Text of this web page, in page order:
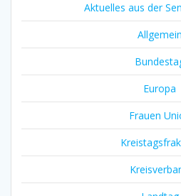
Aktuelles aus der
Allgemein
Europa
Frauen